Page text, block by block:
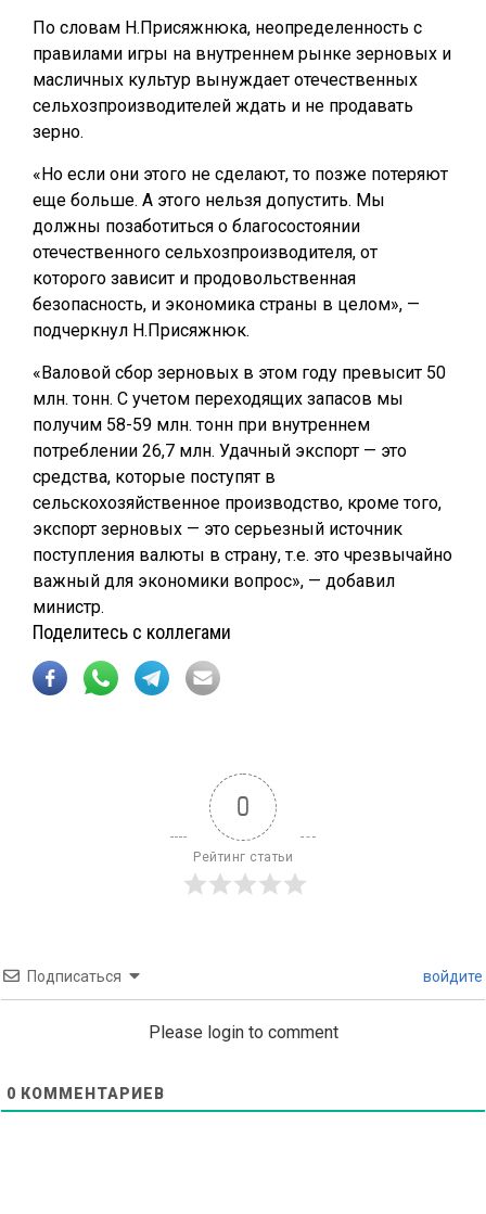
По словам Н.Присяжнюка, неопределенность с
правилами игры на внутреннем рынке зерновых и
масличных культур вынуждает отечественных
сельхозпроизводителей ждать и не продавать
зерно.
«Но если они этого не сделают, то позже потеряют
еще больше. А этого нельзя допустить. Мы
должны позаботиться о благосостоянии
отечественного сельхозпроизводителя, от
которого зависит и продовольственная
безопасность, и экономика страны в целом», —
подчеркнул Н.Присяжнюк.
«Валовой сбор зерновых в этом году превысит 50
млн. тонн. С учетом переходящих запасов мы
получим 58-59 млн. тонн при внутреннем
потреблении 26,7 млн. Удачный экспорт — это
средства, которые поступят в
сельскохозяйственное производство, кроме того,
экспорт зерновых — это серьезный источник
поступления валюты в страну, т.е. это чрезвычайно
важный для экономики вопрос», — добавил
министр.
Поделитесь с коллегами
0
Рейтинг статьи
Подписаться войдите
Please login to comment
0 КОММЕНТАРИЕВ